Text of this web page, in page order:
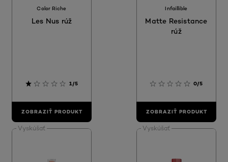
Color Riche
Les Nus rúž
1/5
ZOBRAZIŤ PRODUKT
Infaillible
Matte Resistance
rúž
0/5
ZOBRAZIŤ PRODUKT
Vyskúšať Vyskúšať